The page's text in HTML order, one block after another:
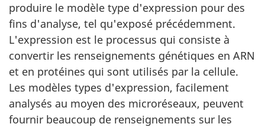
produire le modèle type d'expression pour des
fins d'analyse, tel qu'exposé précédemment.
L'expression est le processus qui consiste à
convertir les renseignements génétiques en ARN
et en protéines qui sont utilisés par la cellule.
Les modèles types d'expression, facilement
analysés au moyen des microréseaux, peuvent
fournir beaucoup de renseignements sur les